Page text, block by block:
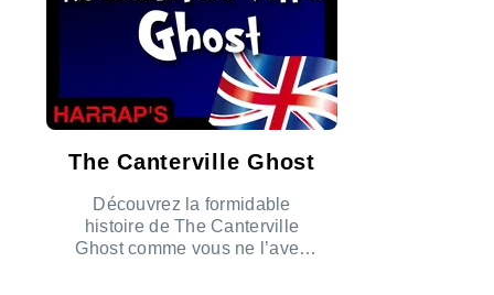
The Canterville Ghost
Découvrez la formidable
histoire de The Canterville
Ghost comme vous ne l’avez